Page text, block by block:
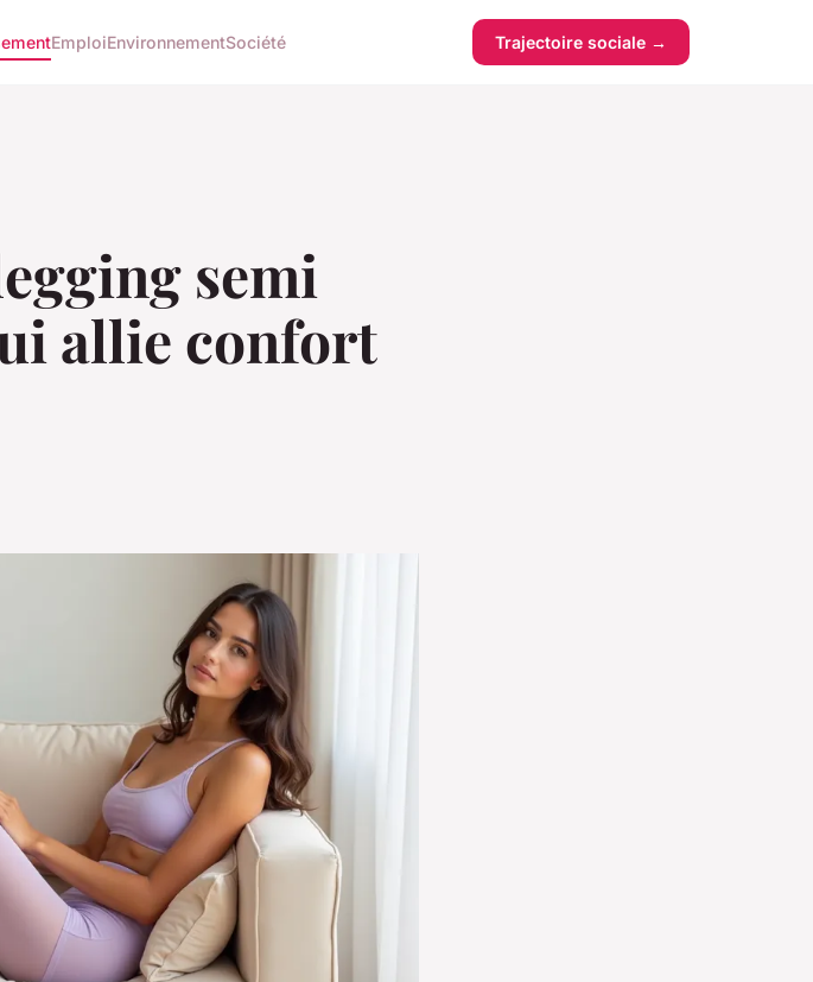
EmploiEnvironnementSociété Trajectoire sociale →
semi
allie confort